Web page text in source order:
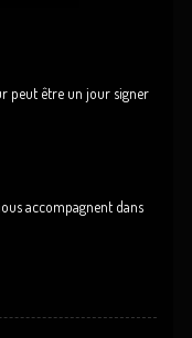
peut être un jour signer
accompagnent dans